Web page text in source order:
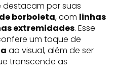
destacam por suas
borboleta, com linhas
extremidades. Esse
um toque de
ao visual, além de ser
transcende as